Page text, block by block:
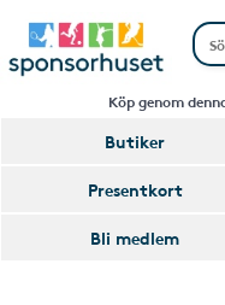
Köp genom
Butiker
Presentkort
Bli medlem